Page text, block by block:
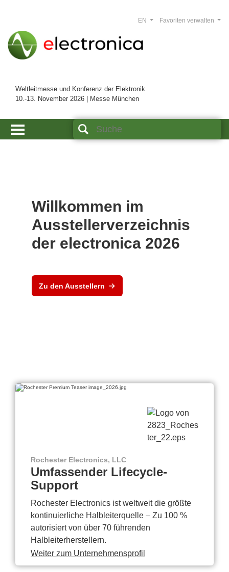
Weltleitmesse und Konferenz der Elektronik
10.-13. November 2026 | Messe München
Favoriten verwalten
EN
Willkommen im
Ausstellerverzeichnis
der electronica 2026
Zu den Ausstellern
Rochester Electronics, LLC
Umfassender Lifecycle-
Support
Rochester Electronics ist weltweit die größte
kontinuierliche Halbleiterquelle – Zu 100 %
autorisiert von über 70 führenden
Halbleiterherstellern.
Weiter zum Unternehmensprofil